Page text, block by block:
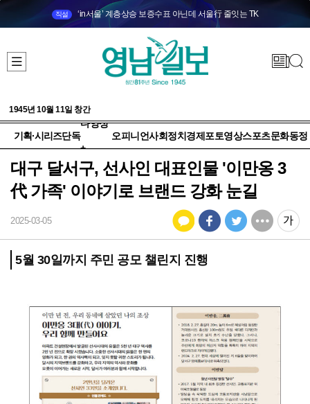
직설 ‘in서울’ 계층상승 보증수표 아닌데 서울行 줄잇는 TK
1945년 10월 11일 창간
기획·시리즈단독
다양성
+
오피니언사회정치 경제 포토영상스포츠문화동정
대구 달서구, 선사인 대표인물 '이만옹 3
代 가족' 이야기로 브랜드 강화 눈길
2025-03-05
5월 30일까지 주민 공모 챌린지 진행